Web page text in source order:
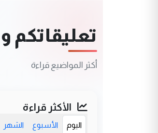
تعليقاتكم
أكثر المواضيع قراءة
الأكثر قراءة
اليوم الأسبوع الشهر